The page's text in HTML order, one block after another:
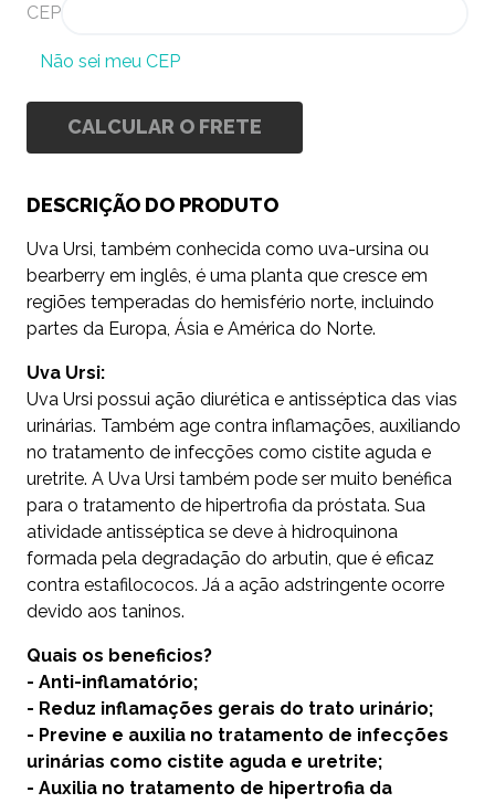
CEP
Não sei meu CEP
CALCULAR O FRETE
DESCRIÇÃO DO PRODUTO
Uva Ursi, também conhecida como uva-ursina ou
bearberry em inglês, é uma planta que cresce em
regiões temperadas do hemisfério norte, incluindo
partes da Europa, Ásia e América do Norte.
Uva Ursi:
Uva Ursi possui ação diurética e antisséptica das vias
urinárias. Também age contra inflamações, auxiliando
no tratamento de infecções como cistite aguda e
uretrite. A Uva Ursi também pode ser muito benéfica
para o tratamento de hipertrofia da próstata. Sua
atividade antisséptica se deve à hidroquinona
formada pela degradação do arbutin, que é eficaz
contra estafilococos. Já a ação adstringente ocorre
devido aos taninos.
Quais os beneficios?
- Anti-inflamatório;
- Reduz inflamações gerais do trato urinário;
- Previne e auxilia no tratamento de infecções
urinárias como cistite aguda e uretrite;
- Auxilia no tratamento de hipertrofia da